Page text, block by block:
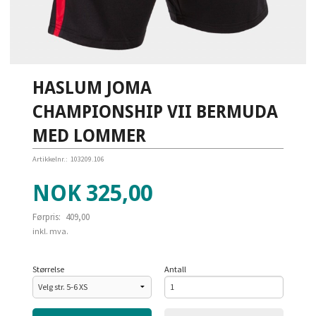
HASLUM JOMA
CHAMPIONSHIP VII BERMUDA
MED LOMMER
Artikkelnr.: 103209.106
Tilbud
NOK 325,00
Førpris: 409,00
Rabatt
inkl. mva.
Størrelse Antall